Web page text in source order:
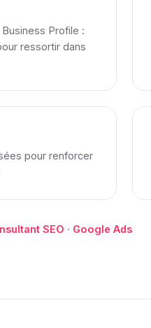
Profile :
ressortir dans
pour renforcer
SEO · Google Ads